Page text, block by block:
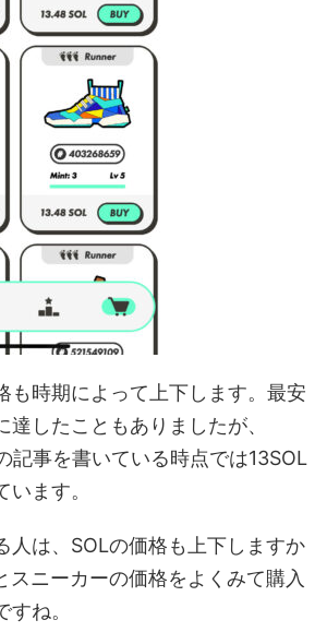
も時期によって上下します。最安
達したこともありましたが、
記事を書いている時点では13SOL
ます。
人は、SOLの価格も上下しますか
スニーカーの価格をよくみて購入
ね。